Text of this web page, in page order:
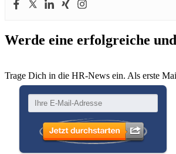
Werde eine erfolgreiche
Trage Dich in die HR-News ein. Als erste